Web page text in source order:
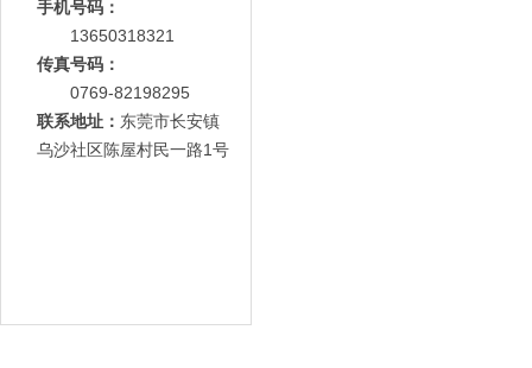
手机号码：
13650318321
传真号码：
0769-82198295
联系地址： 东莞市长安镇
乌沙社区陈屋村民一路1号